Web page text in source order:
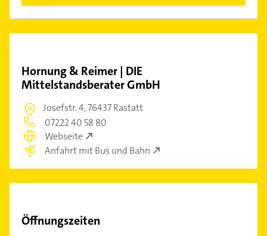
Hornung & Reimer | DIE
Mittelstandsberater GmbH
Josefstr. 4,76437 Rastatt
07222 40 58 80
Webseite
Anfahrt mit Bus und Bahn
Öffnungszeiten